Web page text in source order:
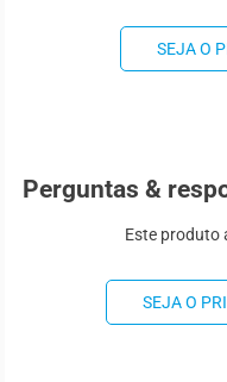
SEJA O
Perguntas &
Este produto
SEJA O